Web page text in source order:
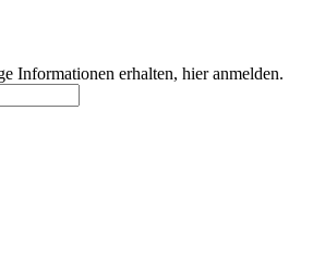
Informationen erhalten, hier anmelden.